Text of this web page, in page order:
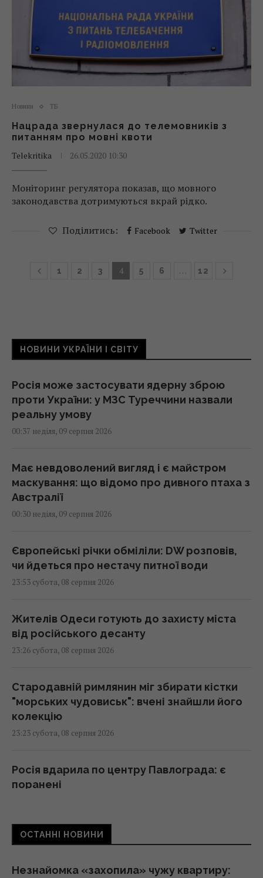
Новини ТБ
Нацрада звернулася до телемовників з
питанням про мовні квоти
Telekritika
26.05.2020 10:30
Моніторинг регулятора показав, що мовного
законодавства дотримуються вкрай рідко.
Поділитись: Facebook Twitter
1 2 3 4 5 6 … 12
НОВИНИ УКРАЇНИ І СВІТУ
Росія може застосувати ядерну зброю
проти України: у МЗС Туреччини назвали
реальну умову
00:37 неділя, 09 серпня 2026
Має невдоволений вигляд і є майстром
маскування: що відомо про дивного птаха з
Австралії
00:30 неділя, 09 серпня 2026
Європейські річки обміліли: DW розповів,
чи йдеться про нестачу питної води
23:53 субота, 08 серпня 2026
Жителів Одеси готують до захисту міста
від російського десанту
23:26 субота, 08 серпня 2026
Стародавній римлянин міг збирати кістки
"морських чудовиськ": вчені знайшли його
колекцію
23:23 субота, 08 серпня 2026
Росія вдарила по центру Павлограда: є
поранені
У Балтійському морі швидко поширюється
22:25 субота, 08 серпня 2026
ОСТАННІ НОВИНИ
Незнайомка «захопила» чужу квартиру: